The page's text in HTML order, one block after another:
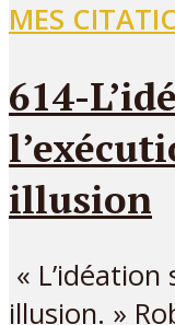
MES
614-
illusion
«
illusion. »